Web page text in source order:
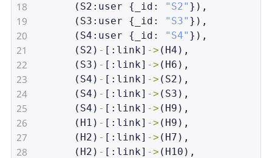
18
       (
S2 : user { _id : "S2" }),
19
       (
S3 : user { _id : "S3" }),
20
       (
S4 : user { _id : "S4" }),
21
       (
S2 ) - [: link] -> ( H4 ),
22
       (
S3 ) - [: link] -> ( H6 ),
23
       (
S4 ) - [: link] -> ( S2 ),
24
       (
S4 ) - [: link] -> ( S3 ),
25
       (
S4 ) - [: link] -> ( H9 ),
26
       (
H1 ) - [: link] -> ( H9 ),
27
       (
H2 ) - [: link] -> ( H7 ),
28
       (
H2 ) - [: link] -> ( H10 ),